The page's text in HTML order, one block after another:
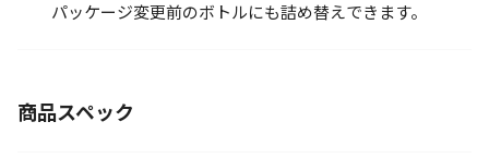
パッケージ変更前のボトルにも詰め替えできます。
商品スペック